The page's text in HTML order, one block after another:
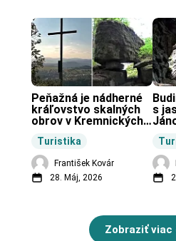
Turistika
Peňažná je nádherné
kráľovstvo skalných
obrov v Kremnických
František Kovár
28. Máj, 2026
s
Zobraziť viac